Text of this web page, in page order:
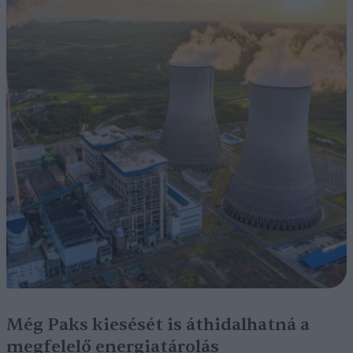
Még Paks kiesését is áthidalhatná a
megfelelő energiatárolás